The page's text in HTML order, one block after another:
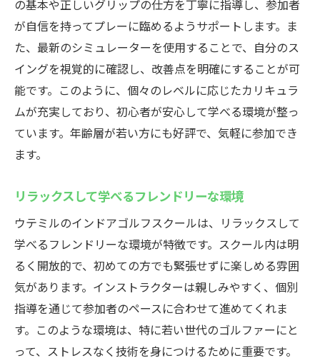
の基本や正しいグリップの仕方を丁寧に指導し、参加者
が自信を持ってプレーに臨めるようサポートします。ま
た、最新のシミュレーターを使用することで、自分のス
イングを視覚的に確認し、改善点を明確にすることが可
能です。このように、個々のレベルに応じたカリキュラ
ムが充実しており、初心者が安心して学べる環境が整っ
ています。年齢層が若い方にも好評で、気軽に参加でき
ます。
リラックスして学べるフレンドリーな環境
ウテミルのインドアゴルフスクールは、リラックスして
学べるフレンドリーな環境が特徴です。スクール内は明
るく開放的で、初めての方でも緊張せずに楽しめる雰囲
気があります。インストラクターは親しみやすく、個別
指導を通じて参加者のペースに合わせて進めてくれま
す。このような環境は、特に若い世代のゴルファーにと
って、ストレスなく技術を身につけるために重要です。